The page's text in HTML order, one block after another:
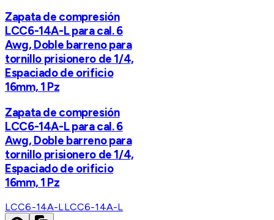
Zapata de compresión
LCC6-14A-L para cal. 6
Awg, Doble barreno para
tornillo prisionero de 1/4,
Espaciado de orificio
16mm, 1 Pz
Zapata de compresión
LCC6-14A-L para cal. 6
Awg, Doble barreno para
tornillo prisionero de 1/4,
Espaciado de orificio
16mm, 1 Pz
LCC6-14A-LLCC6-14A-L